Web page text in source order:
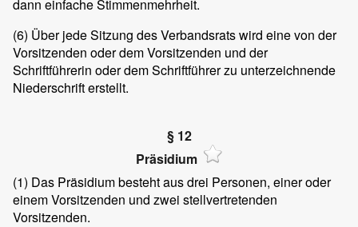
dann einfache Stimmenmehrheit.
(6) Über jede Sitzung des Verbandsrats wird eine von der
Vorsitzenden oder dem Vorsitzenden und der
Schriftführerin oder dem Schriftführer zu unterzeichnende
Niederschrift erstellt.
§ 12
Präsidium
(1) Das Präsidium besteht aus drei Personen, einer oder
einem Vorsitzenden und zwei stellvertretenden
Vorsitzenden.